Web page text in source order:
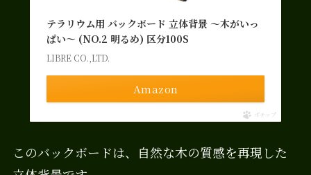
テラリウム用 バックボード 立体背景 ～木がいっ
ぱい～ (NO.2 明るめ) 区分100S
LIBRE CO.,LTD.
Amazon
ポチップ
このバックボードは、自然な木の質感を再現した